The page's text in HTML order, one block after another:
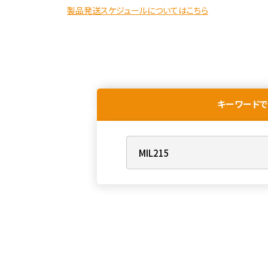
製品発送スケジュールについてはこちら
キーワード